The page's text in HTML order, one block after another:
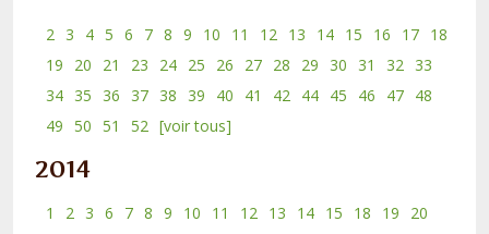
2 3 4 5 6 7 8 9 10 11 12 13 14 15 16 17 18
19
20 21 23 24 25 26 27 28 29 30 31 32
33
34 35 36 37 38 39 40 41 42 44 45 46 47 48
49 50 51 52 [voir tous]
2014
1 2 3 6 7 8 9 10 11 12 13 14 15 18 19
20